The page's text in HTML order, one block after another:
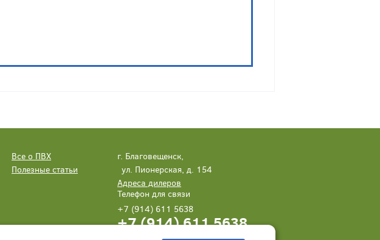
Все о ПВХ
Полезные статьи
г. Благовещенск,
ул. Пионерская, д. 154
Адреса дилеров
Телефон для связи
+7 (914) 611 5638
+7 (914) 611 5638